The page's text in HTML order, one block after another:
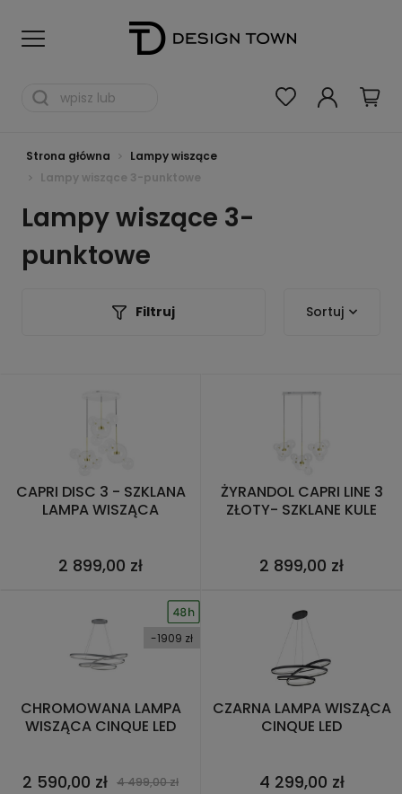
Strona główna
Lampy wiszące
Lampy wiszące 3-punktowe
Lampy wiszące 3-
punktowe
Filtruj Sortuj
CAPRI DISC 3 - SZKLANA
LAMPA WISZĄCA
2 899,00 zł
ŻYRANDOL CAPRI LINE 3
ZŁOTY- SZKLANE KULE
2 899,00 zł
CHROMOWANA LAMPA
WISZĄCA CINQUE LED
2 590,00 zł 4 499,00 zł
-1909 zł
CZARNA LAMPA WISZĄCA
CINQUE LED
4 299,00 zł